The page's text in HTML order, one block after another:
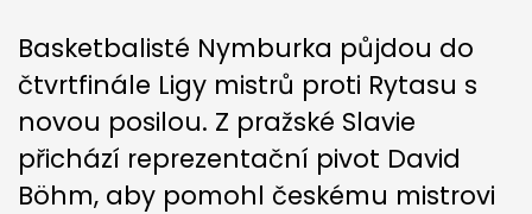
Basketbalisté Nymburka půjdou do
čtvrtfinále Ligy mistrů proti Rytasu s
novou posilou. Z pražské Slavie
přichází reprezentační pivot David
Böhm, aby pomohl českému mistrovi